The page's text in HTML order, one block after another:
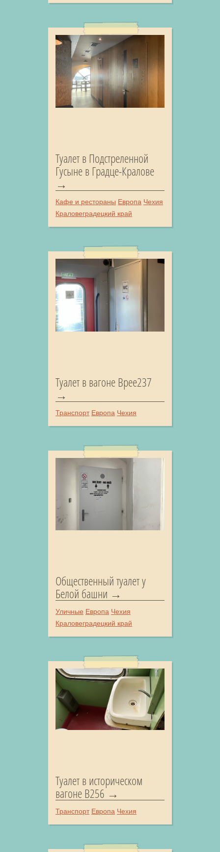
Туалет в Подстреленной
Гусыне в Градце-Кралове
Кафе и рестораны Европа Чехия
Краловеградецкий край
Туалет в вагоне Bpee237
Транспорт Европа Чехия
Общественный туалет у
Белой башни
Уличные Европа Чехия
Краловеградецкий край
Туалет в историческом
вагоне B256
Транспорт Европа Чехия